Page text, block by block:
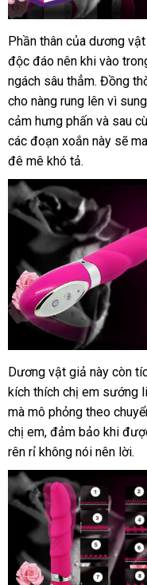
Dương
vật
giả
Aphrodisia
Vibe
chính
hãng
cao
cấp
tại
Chúng
Phần thân Nhật
Bản
của dương
độc đáo nên khi vào
ngách sâu thẳmamazon
. Đồng
cho nàng rung lên vì
cảm hưng phấn và sau
các đoạn xoắn này danh
sẽ
đê mê khó tả.
Dương
vật
giả
Aphrodisia
Vibe
hãng
cao
cấp
tại
Chúng
tôi
Dương vật giả này còn
kích thích chị em sướng
hướng
dẫn
mà mô phỏng theo
chị emsiêu
thị
, đảm bảo khi tốt
nhất
rên rỉ không nói nên lời.